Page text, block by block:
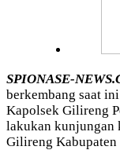
SPIONASE-
berkembang saat
Kapolsek Gilireng
lakukan kunjungan
Gilireng